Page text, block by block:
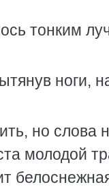
тонким
ноги,
но слова
молодой